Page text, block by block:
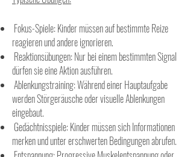
Fokus-Spiele: Kinder müssen auf bestimmte Reize
reagieren und andere ignorieren.
Reaktionsübungen: Nur bei einem bestimmten Signal
dürfen sie eine Aktion ausführen.
Ablenkungstraining: Während einer Hauptaufgabe
werden Störgeräusche oder visuelle Ablenkungen
eingebaut.
Gedächtnisspiele: Kinder müssen sich Informationen
merken und unter erschwerten Bedingungen abrufen.